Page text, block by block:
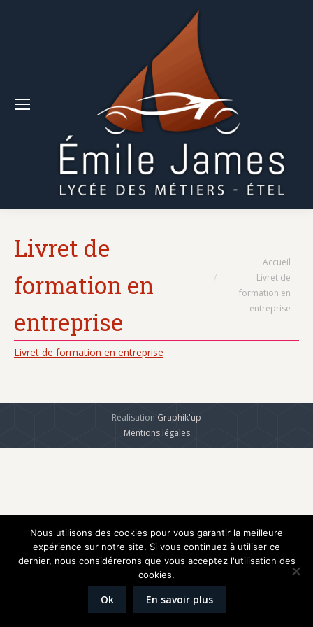
Livret de
formation en
entreprise
Accueil
Livret de
formation en
entreprise
Livret de formation en entreprise
Réalisation Graphik'up
Mentions légales
Nous utilisons des cookies pour vous garantir la meilleure
expérience sur notre site. Si vous continuez à utiliser ce
dernier, nous considérerons que vous acceptez l'utilisation des
cookies.
Ok En savoir plus